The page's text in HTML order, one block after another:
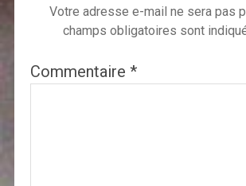
Votre adresse e-mail ne sera pas
champs obligatoires sont
Commentaire *